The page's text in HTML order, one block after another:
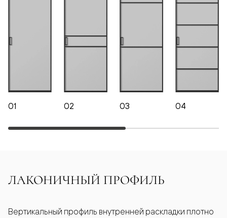
01 02 03 04
ЛАКОНИЧНЫЙ ПРОФИЛЬ
Вертикальный профиль внутренней раскладки плотно